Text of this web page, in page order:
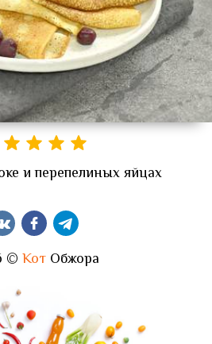
и перепелиных яйцах
© КотОбжора